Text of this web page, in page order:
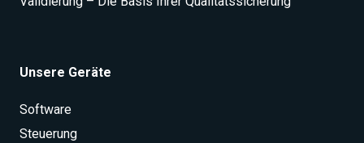
Unsere Geräte
Software
Steuerung